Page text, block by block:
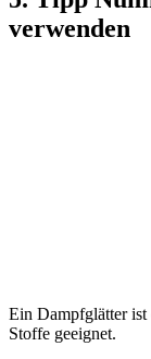
verwenden
Ein Dampfglätter
Stoffe geeignet.